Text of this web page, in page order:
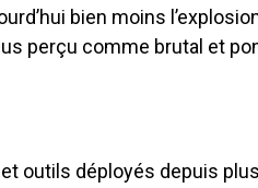
bien moins
perçu comme brutal et
outils déployés depuis